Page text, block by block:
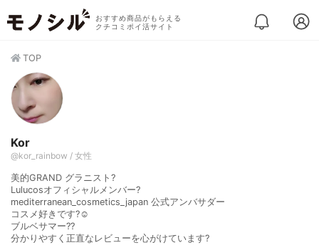
おすすめ商品がもらえる
クチコミポイ活サイト
TOP
Kor
@kor_rainbow / 女性
美的GRAND グラニスト?
Lulucosオフィシャルメンバー?
mediterranean_cosmetics_japan 公式アンバサダー
コスメ好きです?☺️
ブルベサマー??
分かりやすく正直なレビューを心がけています?